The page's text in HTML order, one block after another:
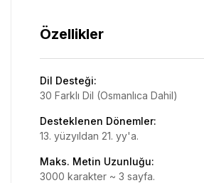
Özellikler
Dil Desteği:
30 Farklı Dil (Osmanlıca Dahil)
Desteklenen Dönemler:
13. yüzyıldan 21. yy'a.
Maks. Metin Uzunluğu:
3000 karakter ~ 3 sayfa.